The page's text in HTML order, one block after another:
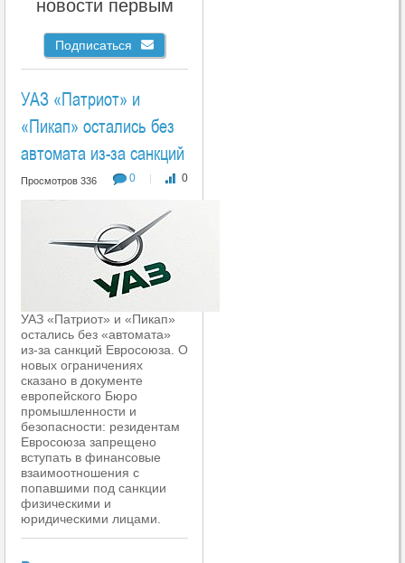
новости первым
Подписаться
УАЗ «Патриот» и
«Пикап» остались без
автомата из-за санкций
0 | 0
Просмотров 336
УАЗ «Патриот» и «Пикап»
остались без «автомата»
из-за санкций Евросоюза. О
новых ограничениях
сказано в документе
европейского Бюро
промышленности и
безопасности: резидентам
Евросоюза запрещено
вступать в финансовые
взаимоотношения с
попавшими под санкции
физическими и
юридическими лицами.